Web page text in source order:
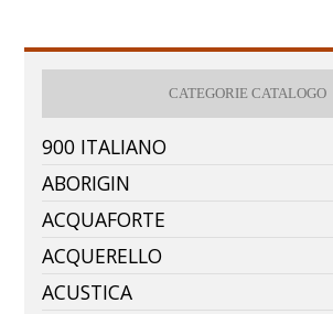
CATEGORIE CATALOGO
900 ITALIANO
ABORIGIN
ACQUAFORTE
ACQUERELLO
ACUSTICA